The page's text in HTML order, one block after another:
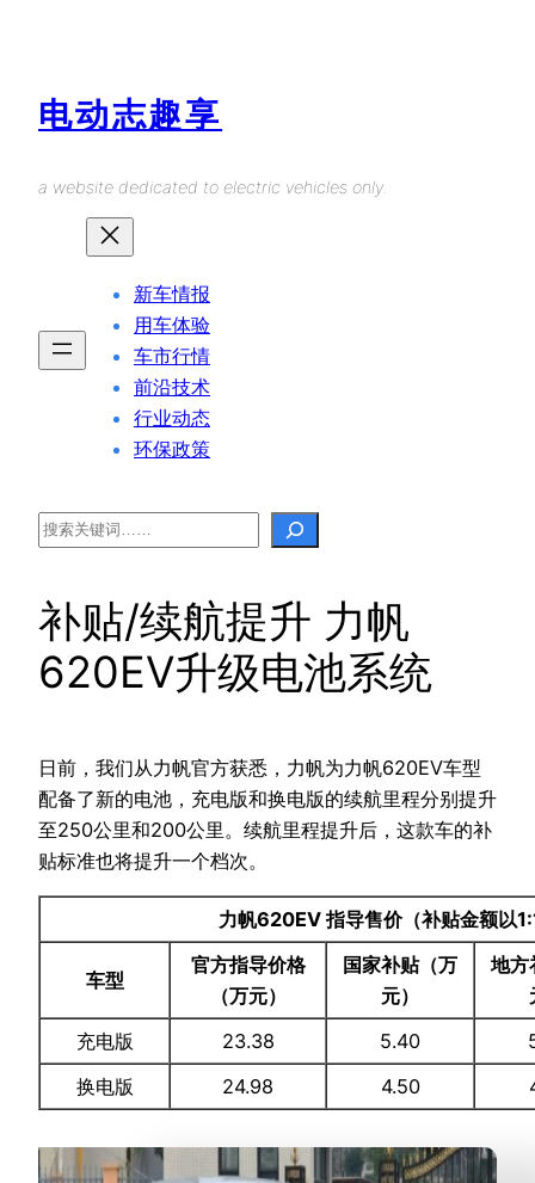
电动志趣享
a website dedicated to electric vehicles only.
新车情报
用车体验
车市行情
前沿技术
行业动态
环保政策
Search
补贴/续航提升 力帆
620EV升级电池系统
日前，我们从力帆官方获悉，力帆为力帆620EV车型
配备了新的电池，充电版和换电版的续航里程分别提升
至250公里和200公里。续航里程提升后，这款车的补
贴标准也将提升一个档次。
力帆620EV 指导售价（补贴金额以
车型
官方指导价格
（万元）
国家补贴（万
元）
地方
充电版
23.38 5.40
换电版
24.98 4.50